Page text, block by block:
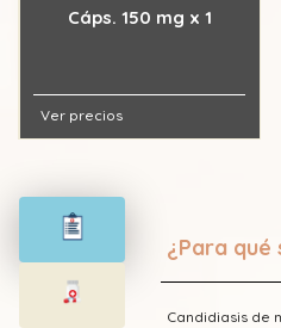
Cáps. 150 mg x 1
Ver precios
¿Para qué
Candidiasis de